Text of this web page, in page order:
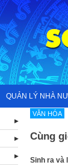
QUẢN LÝ NHÀ
VĂN HÓA
Cùng
Sinh ra và